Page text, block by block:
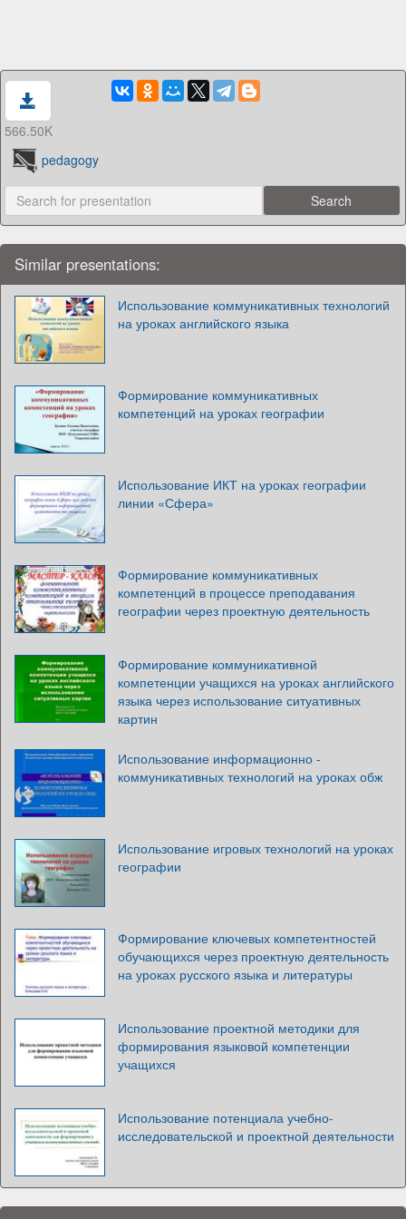
566.50K
pedagogy
Similar presentations:
Использование коммуникативных технологий
на уроках английского языка
Формирование коммуникативных
компетенций на уроках географии
Использование ИКТ на уроках географии
линии «Сфера»
Формирование коммуникативных
компетенций в процессе преподавания
географии через проектную деятельность
Формирование коммуникативной
компетенции учащихся на уроках английского
языка через использование ситуативных
картин
Использование информационно -
коммуникативных технологий на уроках обж
Использование игровых технологий на уроках
географии
Формирование ключевых компетентностей
обучающихся через проектную деятельность
на уроках русского языка и литературы
Использование проектной методики для
формирования языковой компетенции
учащихся
Использование потенциала учебно-
исследовательской и проектной деятельности